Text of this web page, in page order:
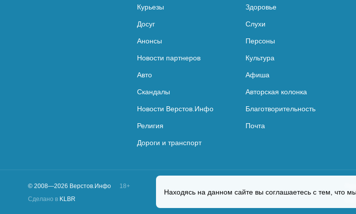
Курьезы Здоровье
Досуг Слухи
Анонсы Персоны
Новости партнеров Культура
Авто Афиша
Скандалы Авторская колонка
Новости Верстов.Инфо Благотворительность
Религия Почта
Дороги и транспорт
© 2008—2026 Верстов.Инфо
18+
Сделано в KLBR
Находясь на данном сайте вы соглашаетесь с тем, что